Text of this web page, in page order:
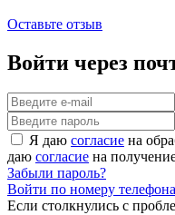
Оставьте отзыв
Войти через
Я даю согласие на
даю согласие на
Забыли пароль?
Войти по номеру телефона
Если столкнулись с